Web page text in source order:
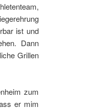
ist und
Dann
Grillen
zum
er mim